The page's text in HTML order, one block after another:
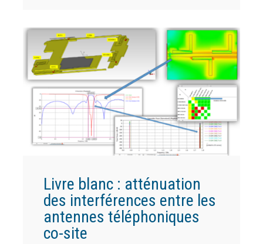
Livre blanc : atténuation
des interférences entre les
antennes téléphoniques
co-site